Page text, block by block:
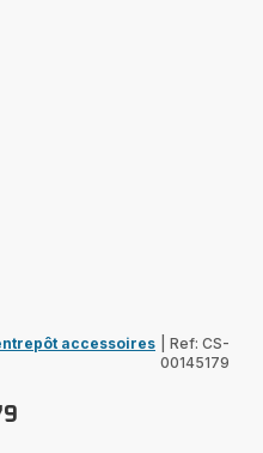
accessoires
Ref: CS-
00145179